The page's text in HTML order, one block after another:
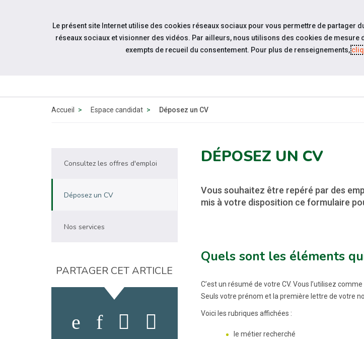
Aller au contenu
ESPACE
ESPACE
Accueil Espace candidat Déposez un CV
DÉPOSEZ UN CV
Vous souhaitez être repéré par des
mis à votre disposition ce formulaire
Quels sont les éléments
C’est un résumé de votre CV. Vous l’utilisez
Seuls votre prénom et la première lettre de votre
Voici les rubriques affichées :
le métier recherché
Consultez les offres d'emploi
Déposez un CV
Nos services
PARTAGER CET ARTICLE
Le présent site Internet utilise des cookies réseaux sociaux pour vous permettre de partager
réseaux sociaux et visionner des vidéos. Par ailleurs, nous utilisons des cookies de mesure
exempts de recueil du consentement. Pour plus de renseignements,